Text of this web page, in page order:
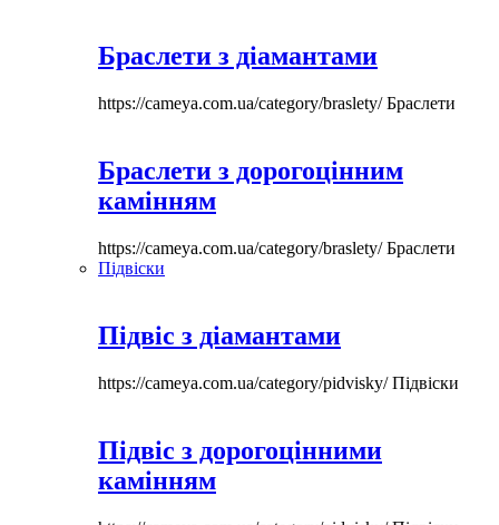
Браслети з діамантами
https://cameya.com.ua/category/braslety/Браслети
Браслети з дорогоцінним
камінням
https://cameya.com.ua/category/braslety/Браслети
Підвіски
Підвіс з діамантами
https://cameya.com.ua/category/pidvisky/Підвіски
Підвіс з дорогоцінними
камінням